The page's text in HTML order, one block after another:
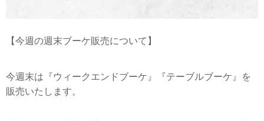
【今週の週末ブーケ販売について】
今週末は『ウィークエンドブーケ』『テーブルブーケ』を
販売いたします。